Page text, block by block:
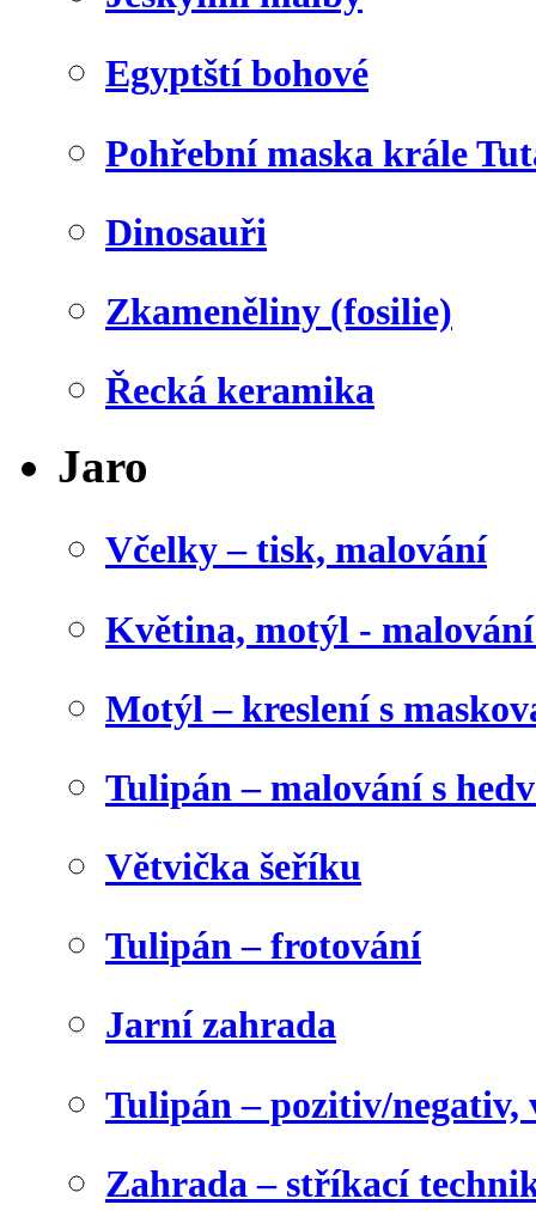
Egyptští bohové
Pohřební maska krále
Dinosauři
Zkameněliny (fosilie)
Řecká keramika
Jaro
Včelky – tisk, malování
Květina, motýl -
Motýl – kreslení s
Tulipán – malování s
Větvička šeříku
Tulipán – frotování
Jarní zahrada
Tulipán – pozitiv/negativ,
Zahrada – stříkací